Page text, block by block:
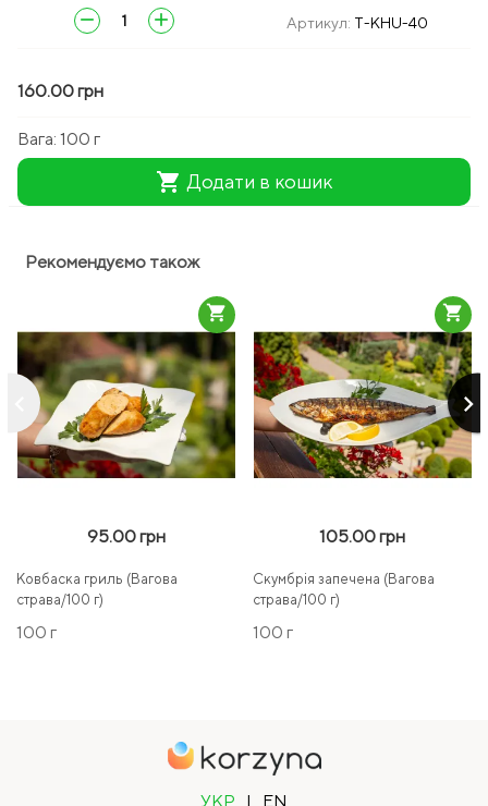
remove add Артикул: T-KHU-40
160.00 грн
Вага: 100 г
shopping_cart Додати в кошик
Рекомендуємо також
keyboard_arrow_right
95.00 грн
Ковбаска гриль (Вагова
страва/100 г)
100 г
shopping_cart
105.00 грн
Скумбрія запечена (Вагова
страва/100 г)
100 г
shopping_cart
УКР | EN